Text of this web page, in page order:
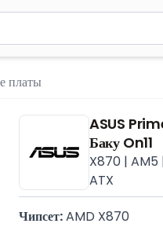
Нажмите Enter для
платы
ASUS
Баку On11
X870 | AM5
ATX
Чипсет: AMD X870